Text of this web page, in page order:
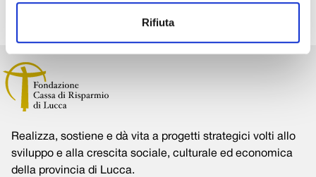
Rifiuta
Realizza, sostiene e dà vita a progetti strategici volti allo
sviluppo e alla crescita sociale, culturale ed economica
della provincia di Lucca.